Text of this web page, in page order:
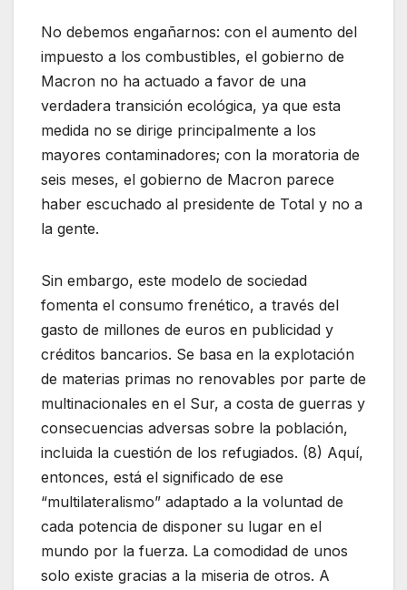
No debemos engañarnos: con el aumento del
impuesto a los combustibles, el gobierno de
Macron no ha actuado a favor de una
verdadera transición ecológica, ya que esta
medida no se dirige principalmente a los
mayores contaminadores; con la moratoria de
seis meses, el gobierno de Macron parece
haber escuchado al presidente de Total y no a
la gente.
Sin embargo, este modelo de sociedad
fomenta el consumo frenético, a través del
gasto de millones de euros en publicidad y
créditos bancarios. Se basa en la explotación
de materias primas no renovables por parte de
multinacionales en el Sur, a costa de guerras y
consecuencias adversas sobre la población,
incluida la cuestión de los refugiados. (8) Aquí,
entonces, está el significado de ese
“multilateralismo” adaptado a la voluntad de
cada potencia de disponer su lugar en el
mundo por la fuerza. La comodidad de unos
solo existe gracias a la miseria de otros. A